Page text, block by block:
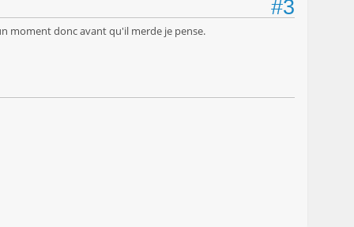
#3
moment donc avant qu'il merde je pense.